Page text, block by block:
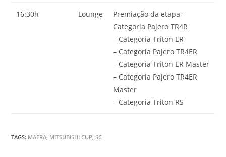
16:30h Lounge
Premiação da etapa-
Categoria Pajero TR4R
– Categoria Triton ER
– Categoria Pajero TR4ER
– Categoria Triton ER Master
– Categoria Pajero TR4ER
Master
– Categoria Triton RS
TAGS: MAFRA, MITSUBISHI CUP, SC